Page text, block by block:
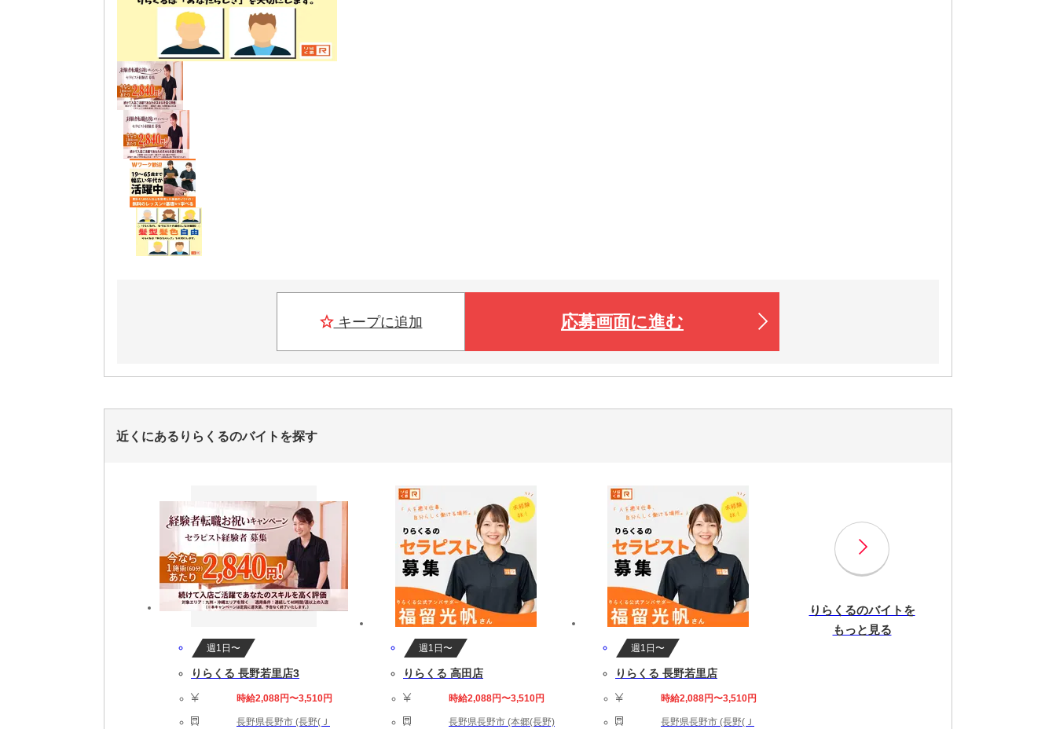
キープに追加 応募画面に進む
近くにあるりらくるのバイトを探す
週1日〜
りらくる 長野若里店3
時給2,088円〜3,510円
長野県長野市 (長野(Ｊ
週1日〜
りらくる 高田店
時給2,088円〜3,510円
長野県長野市 (本郷(長野)
週1日〜
りらくる 長野若里店
時給2,088円〜3,510円
長野県長野市 (長野(Ｊ
りらくるのバイトを
もっと見る